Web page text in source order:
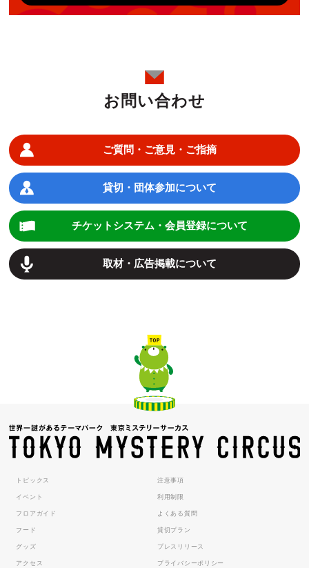
お問い合わせ
ご質問・ご意見・ご指摘
貸切・団体参加について
チケットシステム・会員登録について
取材・広告掲載について
トピックス
イベント
フロアガイド
フード
グッズ
アクセス
注意事項
利用制限
よくある質問
貸切プラン
プレスリリース
プライバシーポリシー